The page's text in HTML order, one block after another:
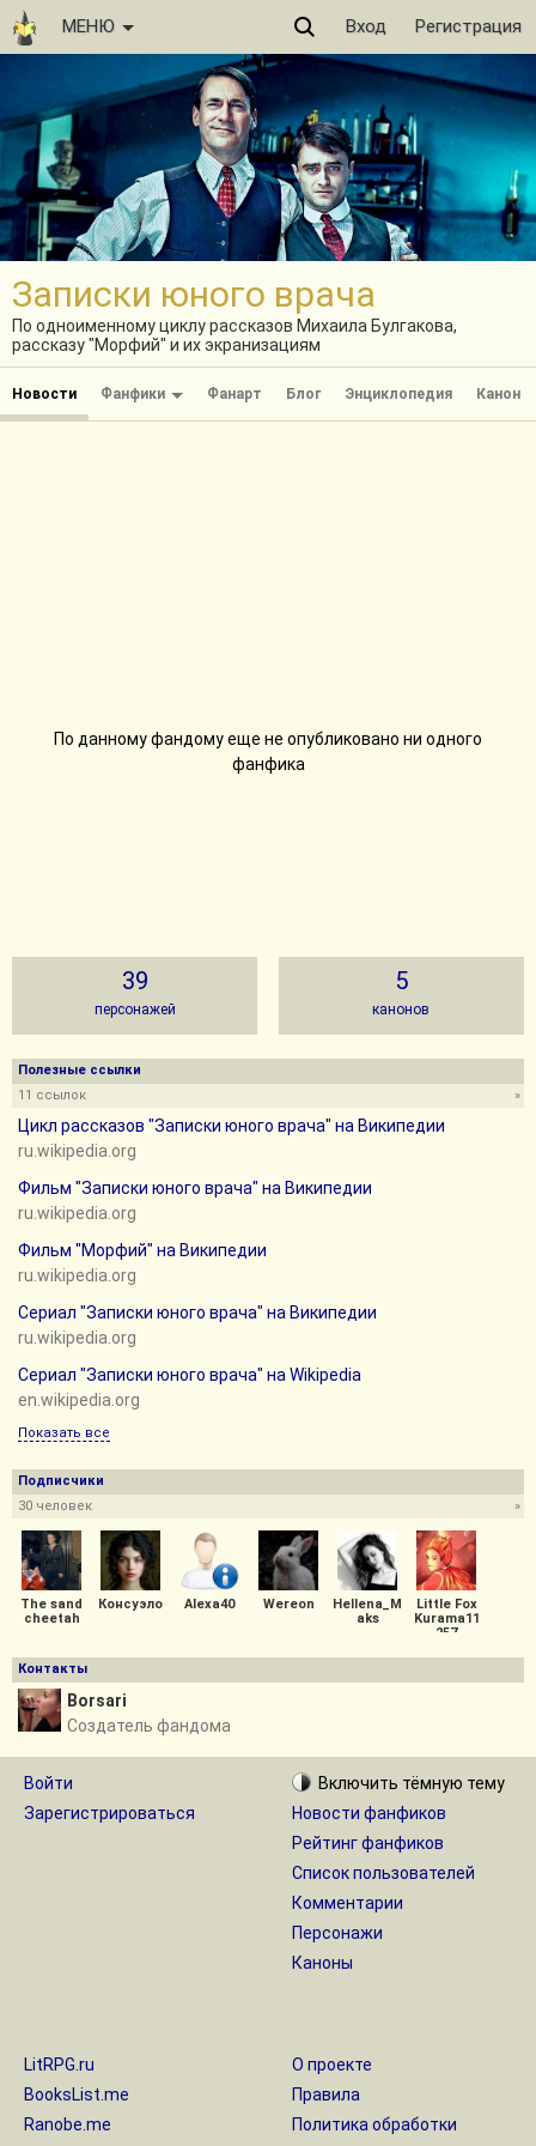
МЕНЮ Вход Регистрация
Записки юного врача
По одноименному циклу рассказов Михаила Булгакова,
рассказу "Морфий" и их экранизациям
Новости Фанфики Фанарт Блог Энциклопедия Канон
По данному фандому еще не опубликовано ни одного
фанфика
39
персонажей
5
канонов
Полезные ссылки
11 ссылок
»
Цикл рассказов "Записки юного врача" на Википедии
ru.wikipedia.org
Фильм "Записки юного врача" на Википедии
ru.wikipedia.org
Фильм "Морфий" на Википедии
ru.wikipedia.org
Сериал "Записки юного врача" на Википедии
ru.wikipedia.org
Сериал "Записки юного врача" на Wikipedia
en.wikipedia.org
Показать все
Подписчики
30 человек
»
The sand
cheetah
Консуэло Alexa40 Wereon
Hellena_M
aks
Little Fox
Kurama11
257
Контакты
Borsari
Создатель фандома
Войти
Зарегистрироваться
Включить тёмную тему
Новости фанфиков
Рейтинг фанфиков
Список пользователей
Комментарии
Персонажи
Каноны
LitRPG.ru
BooksList.me
Ranobe.me
О проекте
Правила
Политика обработки